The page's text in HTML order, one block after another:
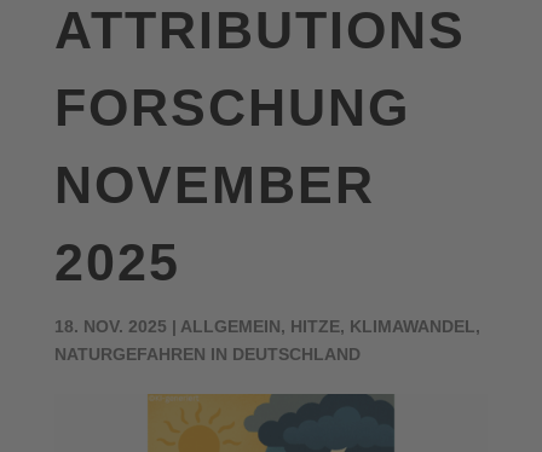
ATTRIBUTIONS
FORSCHUNG
NOVEMBER
2025
18. NOV. 2025 | ALLGEMEIN, HITZE, KLIMAWANDEL,
NATURGEFAHREN IN DEUTSCHLAND